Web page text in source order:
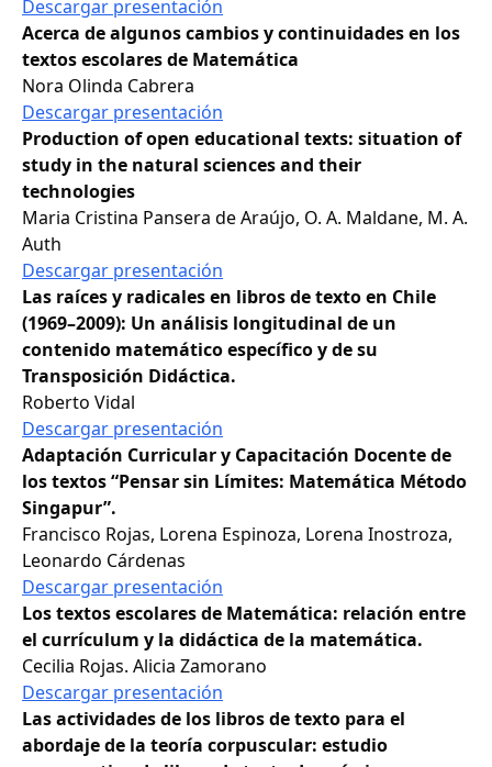
Descargar presentación
Acerca de algunos cambios y continuidades en los
textos escolares de Matemática
Nora Olinda Cabrera
Descargar presentación
Production of open educational texts: situation of
study in the natural sciences and their
technologies
Maria Cristina Pansera de Araújo, O. A. Maldane, M. A.
Auth
Descargar presentación
Las raíces y radicales en libros de texto en Chile
(1969–2009): Un análisis longitudinal de un
contenido matemático específico y de su
Transposición Didáctica.
Roberto Vidal
Descargar presentación
Adaptación Curricular y Capacitación Docente de
los textos “Pensar sin Límites: Matemática Método
Singapur”.
Francisco Rojas, Lorena Espinoza, Lorena Inostroza,
Leonardo Cárdenas
Descargar presentación
Los textos escolares de Matemática: relación entre
el currículum y la didáctica de la matemática.
Cecilia Rojas. Alicia Zamorano
Descargar presentación
Las actividades de los libros de texto para el
abordaje de la teoría corpuscular: estudio